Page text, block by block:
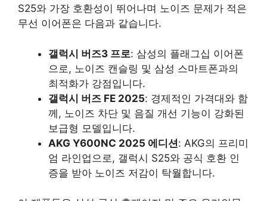
S25와 가장 호환성이 뛰어나며 노이즈 문제가 적은
무선 이어폰은 다음과 같습니다.
갤럭시 버즈3 프로: 삼성의 플래그십 이어폰
으로, 노이즈 캔슬링 및 삼성 스마트폰과의
최적화가 강점입니다.
갤럭시 버즈 FE 2025: 경제적인 가격대와 함
께, 노이즈 차단 및 음질 개선 기능이 강화된
보급형 모델입니다.
AKG Y600NC 2025 에디션: AKG의 프리미
엄 라인업으로, 갤럭시 S25와 공식 호환 인
증을 받아 노이즈 저감이 탁월합니다.